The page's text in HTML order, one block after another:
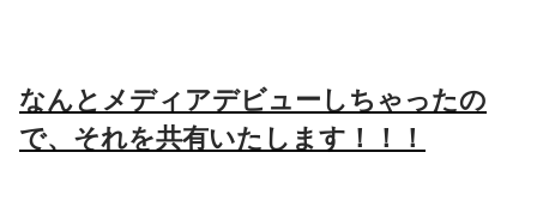
なんとメディアデビューしちゃったの
で、それを共有いたします！！！